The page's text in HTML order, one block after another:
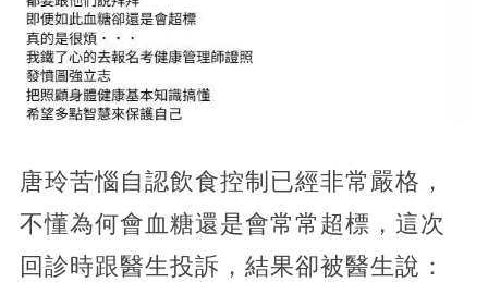
唐玲苦惱自認飲食控制已經非常嚴格，
不懂為何會血糖還是會常常超標，這次
回診時跟醫生投訴，結果卻被醫生說：